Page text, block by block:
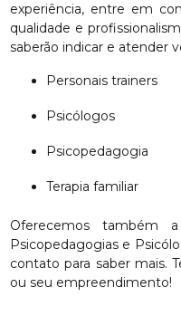
experiência, entre em
qualidade e
saberão indicar e atender
Personais trainers
Psicólogos
Psicopedagogia
Terapia familiar
Oferecemos também
Psicopedagogias e
contato para saber mais.
ou seu empreendimento!